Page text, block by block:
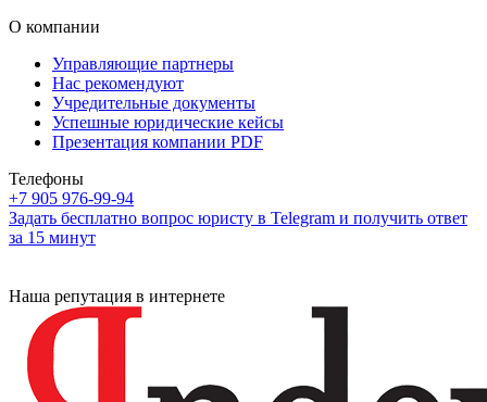
О компании
Управляющие партнеры
Нас рекомендуют
Учредительные документы
Успешные юридические кейсы
Презентация компании PDF
Телефоны
+7 905 976-99-94
Задать бесплатно вопрос юристу в Telegram и получить ответ
за 15 минут
Наша репутация в интернете